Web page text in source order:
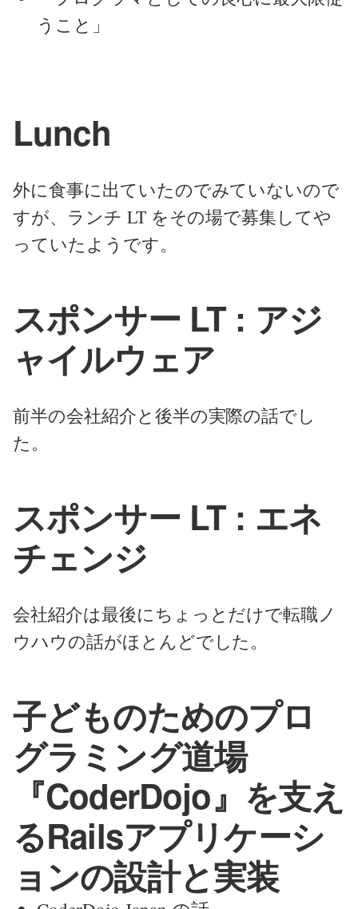
うこと」
Lunch
外に食事に出ていたのでみていないので
すが、ランチ LT をその場で募集してや
っていたようです。
スポンサー LT : アジ
ャイルウェア
前半の会社紹介と後半の実際の話でし
た。
スポンサー LT : エネ
チェンジ
会社紹介は最後にちょっとだけで転職ノ
ウハウの話がほとんどでした。
子どものためのプロ
グラミング道場
『CoderDojo』を支え
るRailsアプリケーシ
ョンの設計と実装